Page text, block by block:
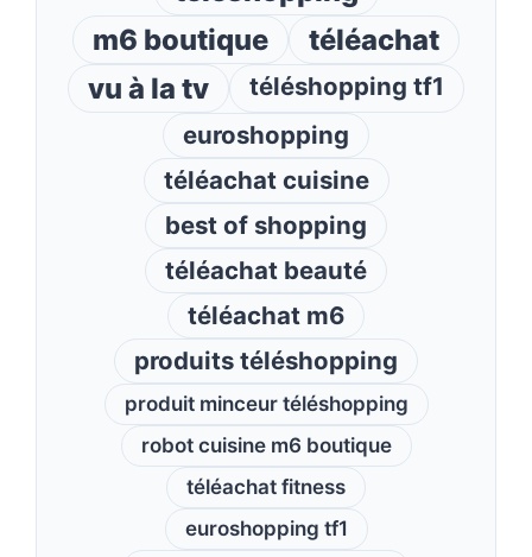
m6 boutique
téléachat
vu à la tv
téléshopping tf1
euroshopping
téléachat cuisine
best of shopping
téléachat beauté
téléachat m6
produits téléshopping
produit minceur téléshopping
robot cuisine m6 boutique
téléachat fitness
euroshopping tf1